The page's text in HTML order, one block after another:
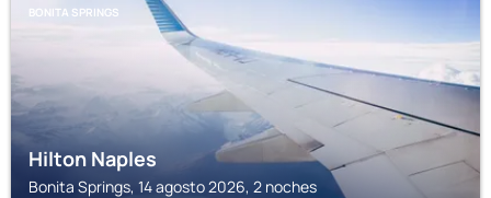
BONITA SPRINGS
Hilton Naples
Bonita Springs, 14 agosto 2026, 2 noches